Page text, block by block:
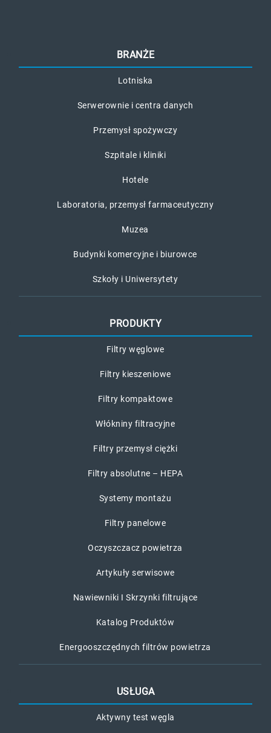
BRANŻE
Lotniska
Serwerownie i centra danych
Przemysł spożywczy
Szpitale i kliniki
Hotele
Laboratoria, przemysł farmaceutyczny
Muzea
Budynki komercyjne i biurowce
Szkoły i Uniwersytety
PRODUKTY
Filtry węglowe
Filtry kieszeniowe
Filtry kompaktowe
Włókniny filtracyjne
Filtry przemysł ciężki
Filtry absolutne – HEPA
Systemy montażu
Filtry panelowe
Oczyszczacz powietrza
Artykuły serwisowe
Nawiewniki I Skrzynki filtrujące
Katalog Produktów
Energooszczędnych filtrów powietrza
USŁUGA
Aktywny test węgla